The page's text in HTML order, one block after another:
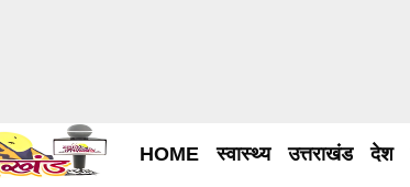
HOME स्वास्थ्य उत्तराखंड देश